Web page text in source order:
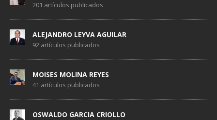
201 artículos publicados
ALEJANDRO LEYVA AGUILAR
92 artículos publicados
MOISES MOLINA REYES
41 artículos publicados
OSWALDO GARCIA CRIOLLO